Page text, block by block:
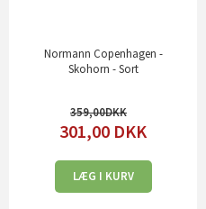
Normann Copenhagen -
Skohorn - Sort
359,00
301,00 DKK
LÆG I KURV